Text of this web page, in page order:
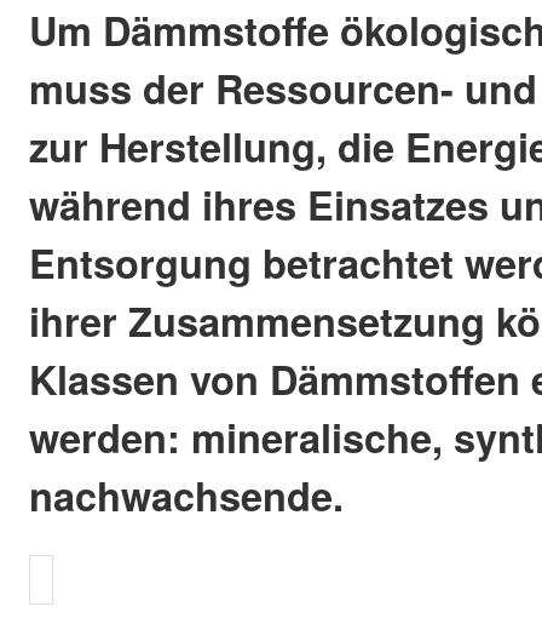
Um Dämmstoffe
muss der Ressourcen-
zur Herstellung, die
während ihres Einsatzes
Entsorgung betrachtet
ihrer Zusammensetzung
Klassen von Dämmstoffen
werden: mineralische,
nachwachsende.